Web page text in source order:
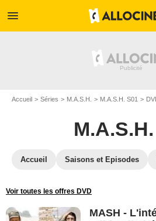
menu
Accueil Séries M.A.S.H. M.A.S.H. S01
M.A.S.H.
Accueil Saisons et Episodes
Voir toutes les offres DVD
MASH -